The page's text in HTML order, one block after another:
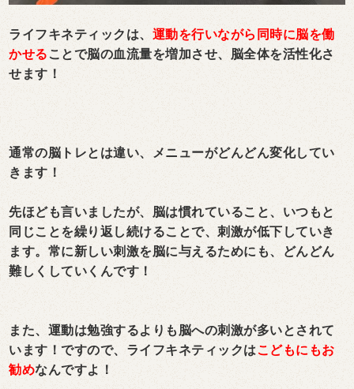
ライフキネティックは、 運動を行いながら同時に脳を働
かせることで脳の血流量を増加させ、脳全体を活性化さ
せます！
通常の脳トレとは違い、メニューがどんどん変化してい
きます！
先ほども言いましたが、脳は慣れていること、いつもと
同じことを繰り返し続けることで、刺激が低下していき
ます。常に新しい刺激を脳に与えるためにも、どんどん
難しくしていくんです！
また、運動は勉強するよりも脳への刺激が多いとされて
います！ですので、ライフキネティックはこどもにもお
勧めなんですよ！